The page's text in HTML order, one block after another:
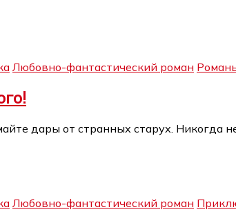
Любовно-фантастический роман
дары от странных старух. Никогда
Любовно-фантастический роман